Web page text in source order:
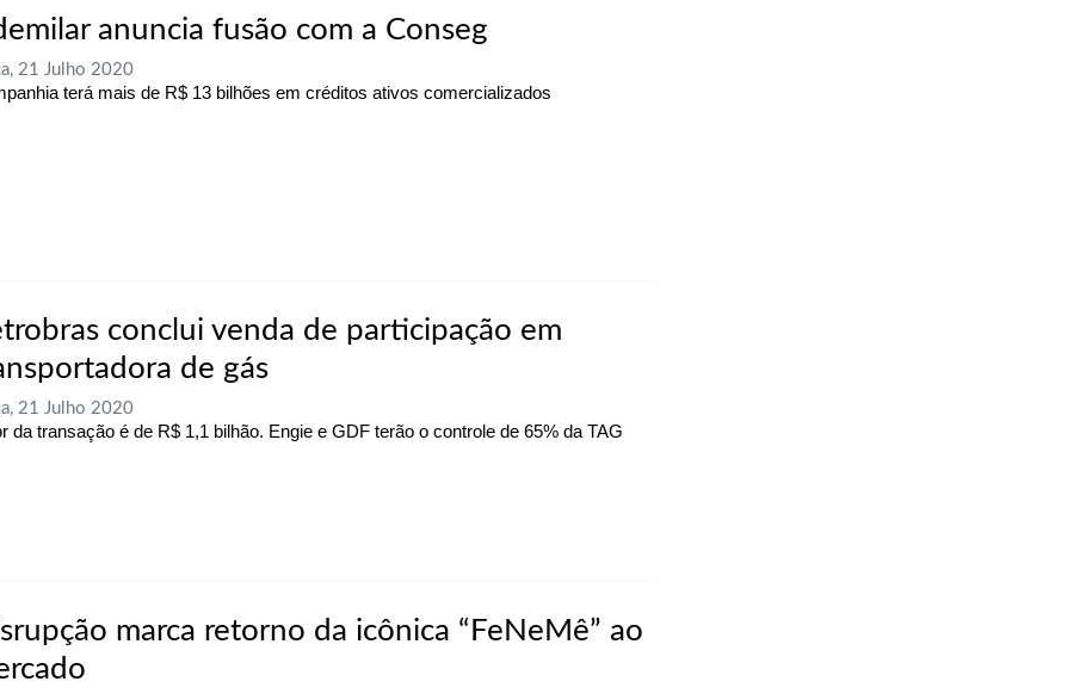
anuncia fusão com a Conseg
21 Julho 2020
terá mais de R$ 13 bilhões em créditos ativos comercializados
conclui venda de participação em
de gás
21 Julho 2020
da transação é de R$ 1,1 bilhão. Engie e GDF terão o controle de 65% da TAG
marca retorno da icônica “FeNeMê” ao